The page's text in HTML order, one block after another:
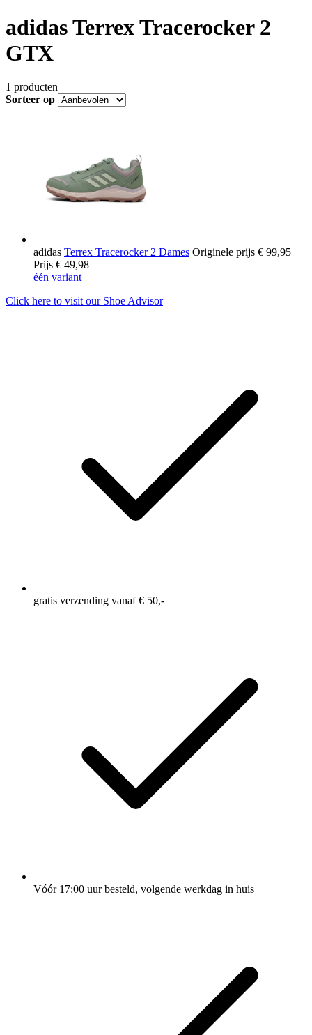
adidas Terrex Tracerocker 2
GTX
1 producten
Sorteer op
adidas Terrex Tracerocker 2 Dames Originele prijs € 99,95
Prijs € 49,98
één variant
Click here to visit our Shoe Advisor
gratis verzending vanaf € 50,-
Vóór 17:00 uur besteld, volgende werkdag in huis